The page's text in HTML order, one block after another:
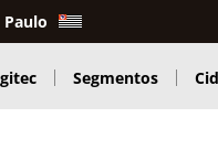
Segmentos